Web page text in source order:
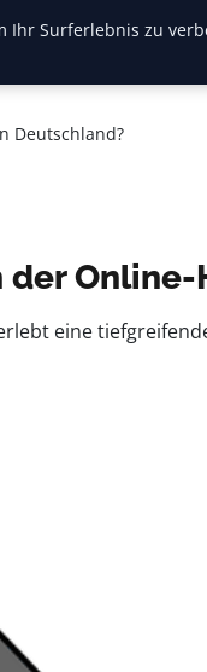
Deutschland?
Online-
eine
Ihr Surferlebnis zu